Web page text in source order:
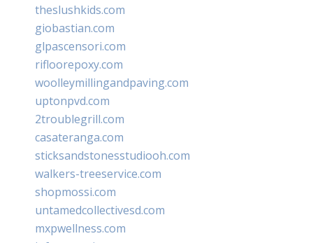
theslushkids.com
giobastian.com
glpascensori.com
rifloorepoxy.com
woolleymillingandpaving.com
uptonpvd.com
2troublegrill.com
casateranga.com
sticksandstonesstudiooh.com
walkers-treeservice.com
shopmossi.com
untamedcollectivesd.com
mxpwellness.com